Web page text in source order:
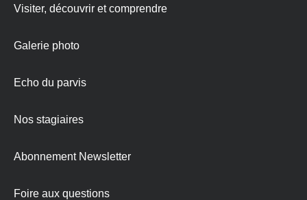
Visiter, découvrir et comprendre
Galerie photo
Echo du parvis
Nos stagiaires
Abonnement Newsletter
Foire aux questions